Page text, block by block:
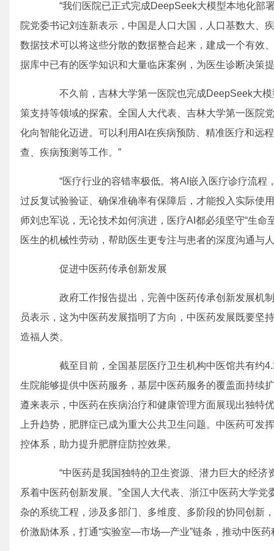
“我们医院已正式完成DeepSeek大模型本地化部
院党委书记刘连新表示，中国是人口大国，人口基数大、
数据技术可以将这些分散的数据整合起来，建成一个有效
据库中已有的医学知识和大量临床案例，为医生诊断决策
不久前，吉林大学第一医院也完成DeepSeek大模
策支持等领域的探索。全国人大代表、吉林大学第一医院
化向智能化迈进。可以利用AI在疾病预防、精准医疗和远
查、疾病预测等工作。”
“医疗行业的容错率极低。将AI嵌入医疗诊疗流程
过反复试验验证、确保准确率有保障后，才能投入实际使
师刘忠军说，无论技术如何演进，医疗AI都必须坚守“生
医生的机械性劳动，帮助医生更专注与患者的深度沟通与
促进中医药传承创新发展
政府工作报告提出，完善中医药传承创新发展机
员表示，这为中医药发展指明了方向，中医药发展既要坚
造福人类。
截至目前，全国基层医疗卫生机构中医馆共有约
生院能够提供中医药服务，基层中医药服务的覆盖面持续
遵来表示，中医药在疾病治疗和健康管理方面展现出独特
上升趋势，肥胖症已成为重大公共卫生问题。中医药可
控体系，助力提升肥胖症防控效果。
“中医药是我国独特的卫生资源、潜力巨大的经济
系着中医药创新发展。”全国人大代表、浙江中医药大学
杂的系统工程，涉及多部门、多维度、多阶段的协同创新
价激励体系，打通“实验室—市场—产业”链条，推动中医药